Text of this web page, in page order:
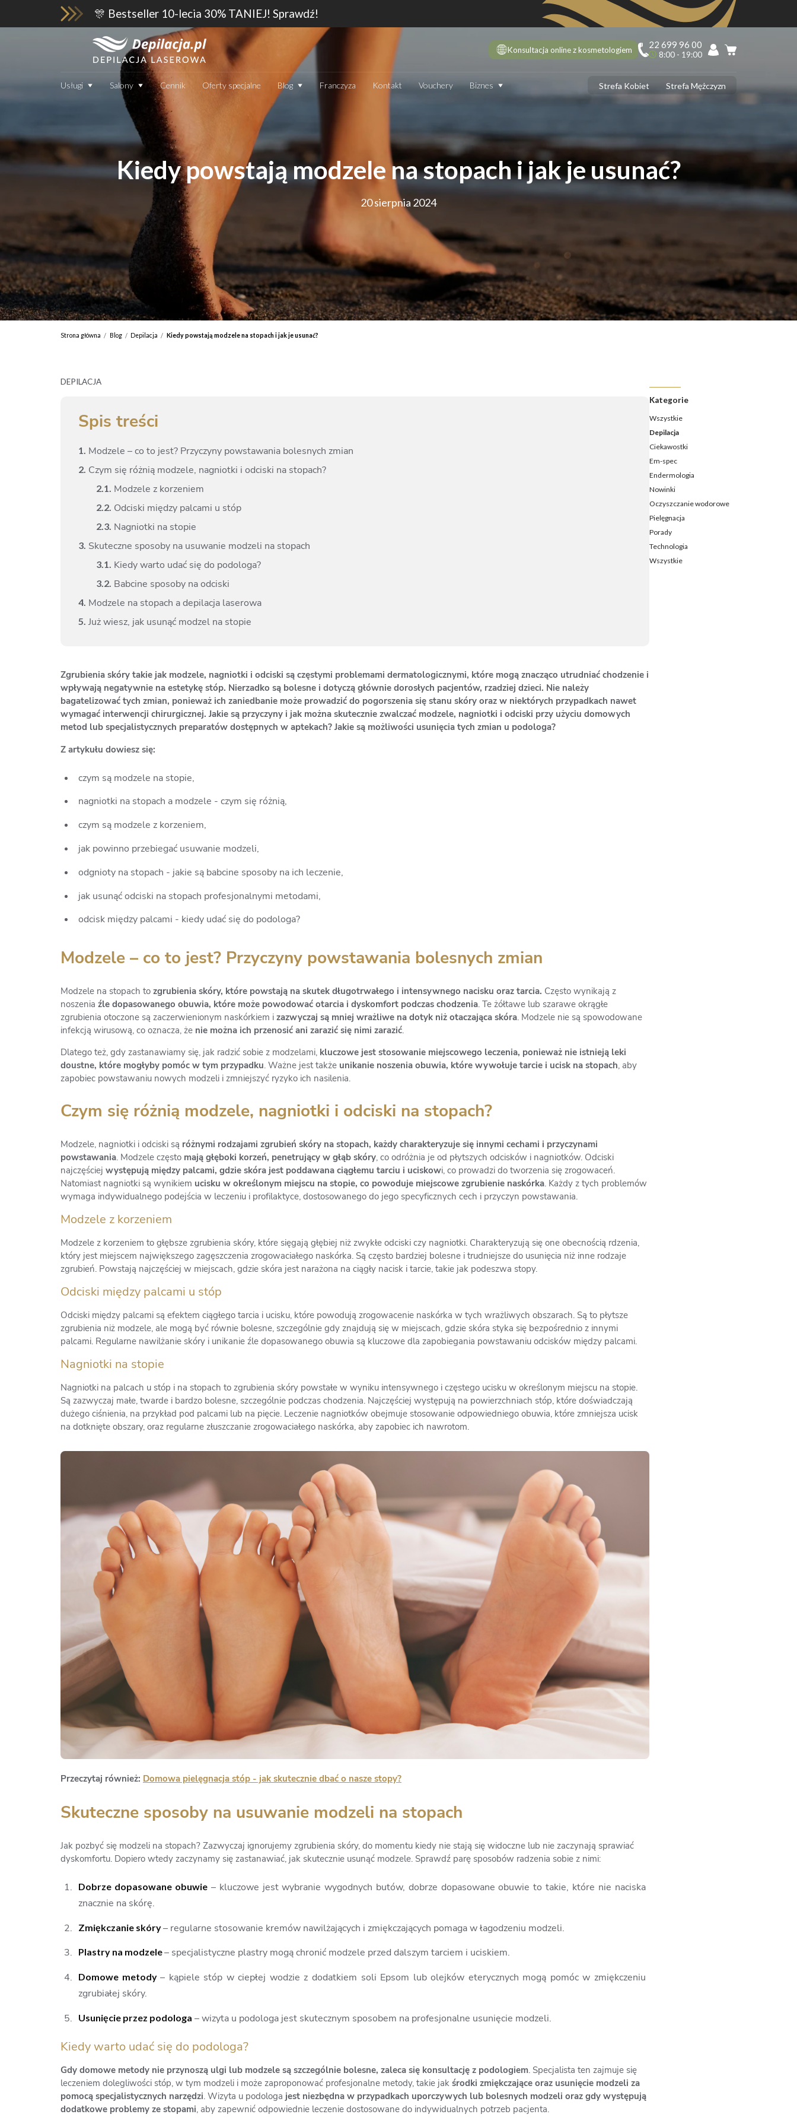
🎊 Bestseller 10-lecia 30% TANIEJ! Sprawdź!
Konsultacja online z kosmetologiem 22 699 96 00
8:00 - 19:00
Usługi Salony Cennik Oferty specjalne Blog
JAK DZIAŁA DEPILATOR IPL I CZY WARTO GO STOSOWAĆ
wiedzieć!
Jak usunąć włoski z twarzy? 5 najlepszych sposobów
Depilacja laserowa jąder i penisa – zabieg krok po kroku
Który laser do depilacji (profesjonalny) jest najskuteczniejszy?
Ranking 2026
Elektrostymulacja mięśni - efekty, które przekonają Cię do
zabiegu
Endermologia – przeciwwskazania, o których warto wiedzieć
Laser aleksandrytowy czy diodowy? Porównanie
Endermologia - jak często należy ją wykonywać?
Endermologia przed i po – jakie efekty ujędrnienia i wysmuklenia
ud możesz osiągnąć?
Endermologia – ile zabiegów potrzeba, aby zobaczyć efekty?
Franczyza Kontakt Vouchery Biznes Strefa Kobiet Strefa Mężczyzn
Kiedy powstają modzele na stopach i jak je usunać?
20 sierpnia 2024
Strona główna / Blog / Depilacja / Kiedy powstają modzele na stopach i jak je usunać?
DEPILACJA
Spis treści
1. Modzele – co to jest? Przyczyny powstawania bolesnych zmian
2. Czym się różnią modzele, nagniotki i odciski na stopach?
2. 1. Modzele z korzeniem
2. 2. Odciski między palcami u stóp
2. 3. Nagniotki na stopie
3. Skuteczne sposoby na usuwanie modzeli na stopach
3. 1. Kiedy warto udać się do podologa?
3. 2. Babcine sposoby na odciski
4. Modzele na stopach a depilacja laserowa
5. Już wiesz, jak usunąć modzel na stopie
Zgrubienia skóry takie jak modzele, nagniotki i odciski są częstymi problemami dermatologicznymi, które mogą znacząco utrudniać chodzenie i
wpływają negatywnie na estetykę stóp. Nierzadko są bolesne i dotyczą głównie dorosłych pacjentów, rzadziej dzieci. Nie należy
bagatelizować tych zmian, ponieważ ich zaniedbanie może prowadzić do pogorszenia się stanu skóry oraz w niektórych przypadkach nawet
wymagać interwencji chirurgicznej. Jakie są przyczyny i jak można skutecznie zwalczać modzele, nagniotki i odciski przy użyciu domowych
metod lub specjalistycznych preparatów dostępnych w aptekach? Jakie są możliwości usunięcia tych zmian u podologa?
Z artykułu dowiesz się:
czym są modzele na stopie,
nagniotki na stopach a modzele - czym się różnią,
czym są modzele z korzeniem,
jak powinno przebiegać usuwanie modzeli,
odgnioty na stopach - jakie są babcine sposoby na ich leczenie,
jak usunąć odciski na stopach profesjonalnymi metodami,
odcisk między palcami - kiedy udać się do podologa?
Modzele – co to jest? Przyczyny powstawania bolesnych zmian
Modzele na stopach to zgrubienia skóry, które powstają na skutek długotrwałego i intensywnego nacisku oraz tarcia. Często wynikają z
noszenia źle dopasowanego obuwia, które może powodować otarcia i dyskomfort podczas chodzenia. Te żółtawe lub szarawe okrągłe
zgrubienia otoczone są zaczerwienionym naskórkiem i zazwyczaj są mniej wrażliwe na dotyk niż otaczająca skóra. Modzele nie są spowodowane
infekcją wirusową, co oznacza, że nie można ich przenosić ani zarazić się nimi zarazić.
Dlatego też, gdy zastanawiamy się, jak radzić sobie z modzelami, kluczowe jest stosowanie miejscowego leczenia, ponieważ nie istnieją leki
doustne, które mogłyby pomóc w tym przypadku. Ważne jest także unikanie noszenia obuwia, które wywołuje tarcie i ucisk na stopach, aby
zapobiec powstawaniu nowych modzeli i zmniejszyć ryzyko ich nasilenia.
Czym się różnią modzele, nagniotki i odciski na stopach?
Modzele, nagniotki i odciski są różnymi rodzajami zgrubień skóry na stopach, każdy charakteryzuje się innymi cechami i przyczynami
powstawania. Modzele często mają głęboki korzeń, penetrujący w głąb skóry, co odróżnia je od płytszych odcisków i nagniotków. Odciski
najczęściej występują między palcami, gdzie skóra jest poddawana ciągłemu tarciu i uciskowi, co prowadzi do tworzenia się zrogowaceń.
Natomiast nagniotki są wynikiem ucisku w określonym miejscu na stopie, co powoduje miejscowe zgrubienie naskórka. Każdy z tych problemów
wymaga indywidualnego podejścia w leczeniu i profilaktyce, dostosowanego do jego specyficznych cech i przyczyn powstawania.
Modzele z korzeniem
Modzele z korzeniem to głębsze zgrubienia skóry, które sięgają głębiej niż zwykłe odciski czy nagniotki. Charakteryzują się one obecnością rdzenia,
który jest miejscem największego zagęszczenia zrogowaciałego naskórka. Są często bardziej bolesne i trudniejsze do usunięcia niż inne rodzaje
zgrubień. Powstają najczęściej w miejscach, gdzie skóra jest narażona na ciągły nacisk i tarcie, takie jak podeszwa stopy.
Odciski między palcami u stóp
Odciski między palcami są efektem ciągłego tarcia i ucisku, które powodują zrogowacenie naskórka w tych wrażliwych obszarach. Są to płytsze
zgrubienia niż modzele, ale mogą być równie bolesne, szczególnie gdy znajdują się w miejscach, gdzie skóra styka się bezpośrednio z innymi
palcami. Regularne nawilżanie skóry i unikanie źle dopasowanego obuwia są kluczowe dla zapobiegania powstawaniu odcisków między palcami.
Nagniotki na stopie
Nagniotki na palcach u stóp i na stopach to zgrubienia skóry powstałe w wyniku intensywnego i częstego ucisku w określonym miejscu na stopie.
Są zazwyczaj małe, twarde i bardzo bolesne, szczególnie podczas chodzenia. Najczęściej występują na powierzchniach stóp, które doświadczają
dużego ciśnienia, na przykład pod palcami lub na pięcie. Leczenie nagniotków obejmuje stosowanie odpowiedniego obuwia, które zmniejsza ucisk
na dotknięte obszary, oraz regularne złuszczanie zrogowaciałego naskórka, aby zapobiec ich nawrotom.
Przeczytaj również: Domowa pielęgnacja stóp - jak skutecznie dbać o nasze stopy?
Skuteczne sposoby na usuwanie modzeli na stopach
Jak pozbyć się modzeli na stopach? Zazwyczaj ignorujemy zgrubienia skóry, do momentu kiedy nie stają się widoczne lub nie zaczynają sprawiać
dyskomfortu. Dopiero wtedy zaczynamy się zastanawiać, jak skutecznie usunąć modzele. Sprawdź parę sposobów radzenia sobie z nimi:
Dobrze dopasowane obuwie – kluczowe jest wybranie wygodnych butów, dobrze dopasowane obuwie to takie, które nie naciska
znacznie na skórę.
Zmiękczanie skóry– regularne stosowanie kremów nawilżających i zmiękczających pomaga w łagodzeniu modzeli.
Plastry na modzele– specjalistyczne plastry mogą chronić modzele przed dalszym tarciem i uciskiem.
Domowe metody– kąpiele stóp w ciepłej wodzie z dodatkiem soli Epsom lub olejków eterycznych mogą pomóc w zmiękczeniu
zgrubiałej skóry.
Usunięcie przez podologa – wizyta u podologa jest skutecznym sposobem na profesjonalne usunięcie modzeli.
Kiedy warto udać się do podologa?
Gdy domowe metody nie przynoszą ulgi lub modzele są szczególnie bolesne, zaleca się konsultację z podologiem. Specjalista ten zajmuje się
leczeniem dolegliwości stóp, w tym modzeli i może zaproponować profesjonalne metody, takie jak środki zmiękczające oraz usunięcie modzeli za
pomocą specjalistycznych narzędzi. Wizyta u podologa jest niezbędna w przypadkach uporczywych lub bolesnych modzeli oraz gdy występują
dodatkowe problemy ze stopami, aby zapewnić odpowiednie leczenie dostosowane do indywidualnych potrzeb pacjenta.
Kategorie
Wszystkie
Depilacja
Ciekawostki
Em-spec
Endermologia
Nowinki
Oczyszczanie wodorowe
Pielęgnacja
Porady
Technologia
Wszystkie